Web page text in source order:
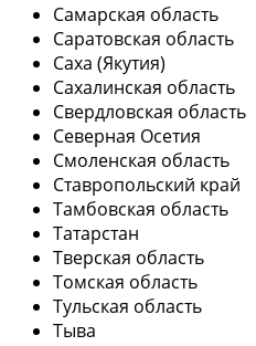
Самарская область
Саратовская область
Саха (Якутия)
Сахалинская область
Свердловская область
Северная Осетия
Смоленская область
Ставропольский край
Тамбовская область
Татарстан
Тверская область
Томская область
Тульская область
Тыва